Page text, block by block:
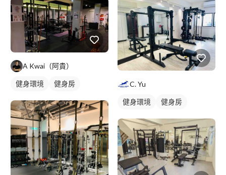
A Kwai（阿貴）
健身環境 健身房 C. Yu
健身環境 健身房